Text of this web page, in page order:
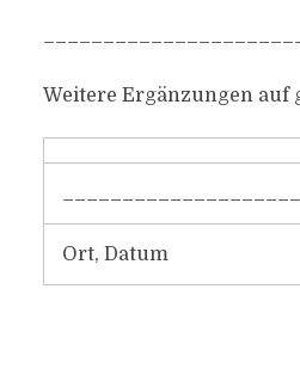
Weitere Ergänzungen auf
Ort, Datum